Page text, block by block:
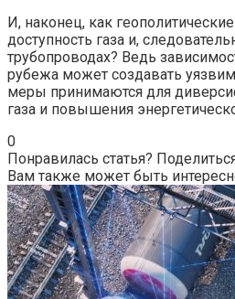
И, наконец, как
доступность газа и,
трубопроводах? Ведь
рубежа может создавать
меры принимаются для
газа и повышения
0
Понравилась статья?
Вам также может быть